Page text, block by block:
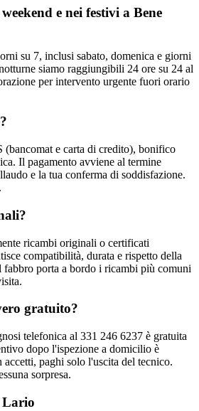
e nei festivi a Bene
su 7, inclusi sabato, domenica e giorni
siamo raggiungibili 24 ore su 24 al
per intervento urgente fuori orario
(bancomat e carta di credito), bonifico
Il pagamento avviene al termine
e la tua conferma di soddisfazione.
ricambi originali o certificati
compatibilità, durata e rispetto della
fabbro porta a bordo i ricambi più comuni
gratuito?
telefonica al 331 246 6237 è gratuita
dopo l'ispezione a domicilio è
accetti, paghi solo l'uscita del tecnico.
sorpresa.
Lario